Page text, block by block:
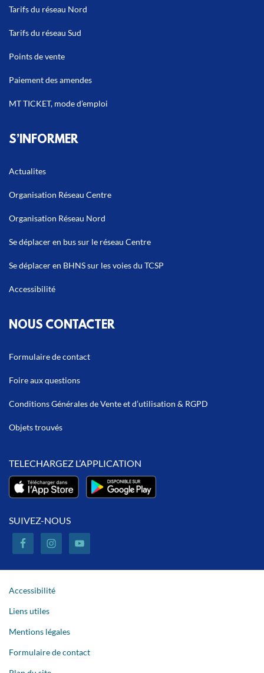
Tarifs du réseau Nord
Tarifs du réseau Sud
Points de vente
Paiement des amendes
MT TICKET, mode d’emploi
S’INFORMER
Actualites
Organisation Réseau Centre
Organisation Réseau Nord
Se déplacer en bus sur le réseau Centre
Se déplacer en BHNS sur les voies du TCSP
Accessibilité
NOUS CONTACTER
Formulaire de contact
Foire aux questions
Conditions Générales de Vente et d’utilisation & RGPD
Objets trouvés
TELECHARGEZ L’APPLICATION
SUIVEZ-NOUS
Accessibilité
Liens utiles
Mentions légales
Formulaire de contact